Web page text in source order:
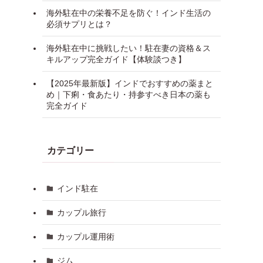
海外駐在中の栄養不足を防ぐ！インド生活の
必須サプリとは？
海外駐在中に挑戦したい！駐在妻の資格＆ス
キルアップ完全ガイド【体験談つき】
【2025年最新版】インドでおすすめの薬まと
め｜下痢・食あたり・持参すべき日本の薬も
完全ガイド
カテゴリー
インド駐在
カップル旅行
カップル運用術
ジム